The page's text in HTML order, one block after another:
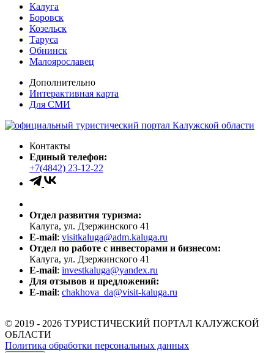
Калуга
Боровск
Козельск
Таруса
Обнинск
Малоярославец
Дополнительно
Интерактивная карта
Для СМИ
Контакты
Единый телефон:
+7(4842) 23-12-22
Отдел развития туризма:
Калуга, ул. Дзержинского 41
E-mail: visitkaluga@adm.kaluga.ru
Отдел по работе с инвесторами и бизнесом:
Калуга, ул. Дзержинского 41
E-mail: investkaluga@yandex.ru
Для отзывов и предложений:
E-mail: chakhova_da@visit-kaluga.ru
© 2019 - 2026 ТУРИСТИЧЕСКИЙ ПОРТАЛ КАЛУЖСКОЙ
ОБЛАСТИ
Политика обработки персональных данных